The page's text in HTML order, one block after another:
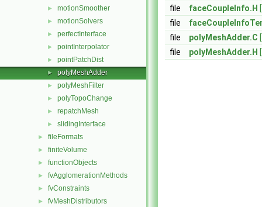
► motionSmoother
► motionSolvers
► perfectInterface
► pointInterpolator
► pointPatchDist
► polyMeshAdder
► polyMeshFilter
► polyTopoChange
► repatchMesh
► slidingInterface
► fileFormats
► finiteVolume
► functionObjects
► fvAgglomerationMethods
► fvConstraints
► fvMeshDistributors
file
faceCoupleInfo.H
file
file
polyMeshAdder.C
file
polyMeshAdder.H